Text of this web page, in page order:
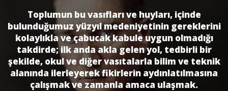
Toplumun bu vasıfları ve huyları, içinde
bulunduğumuz yüzyıl medeniyetinin gereklerini
kolaylıkla ve çabucak kabule uygun olmadığı
takdirde; ilk anda akla gelen yol, tedbirli bir
şekilde, okul ve diğer vasıtalarla bilim ve teknik
alanında ilerleyerek fikirlerin aydınlatılmasına
çalışmak ve zamanla amaca ulaşmak.